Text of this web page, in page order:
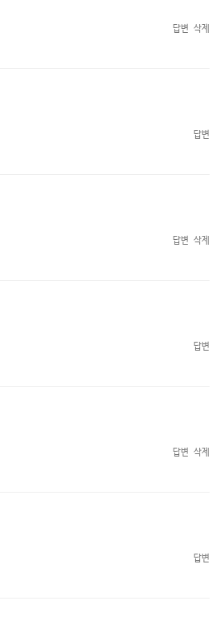
답변 삭제
답변
답변 삭제
답변
답변 삭제
답변